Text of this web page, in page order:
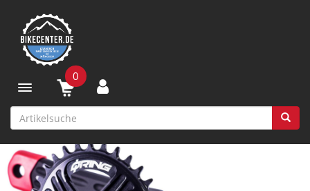
Toggle navigation
0